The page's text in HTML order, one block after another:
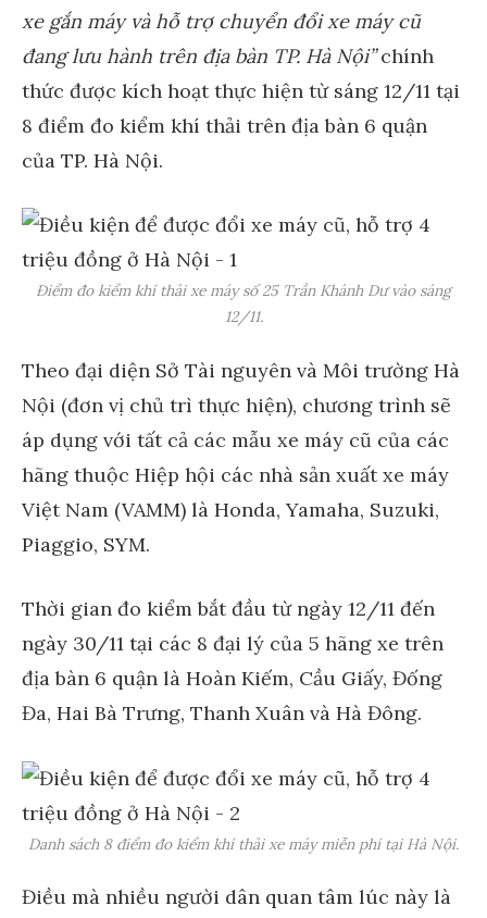
xe gắn máy và hỗ trợ chuyển đổi xe máy cũ
đang lưu hành trên địa bàn TP. Hà Nội”chính
thức được kích hoạt thực hiện từ sáng 12/11 tại
8 điểm đo kiểm khí thải trên địa bàn 6 quận
của TP. Hà Nội.
Điểm đo kiểm khí thải xe máy số 25 Trần Khánh Dư vào sáng
12/11.
Theo đại diện Sở Tài nguyên và Môi trường Hà
Nội (đơn vị chủ trì thực hiện), chương trình sẽ
áp dụng với tất cả các mẫu xe máy cũ của các
hãng thuộc Hiệp hội các nhà sản xuất xe máy
Việt Nam (VAMM) là Honda, Yamaha, Suzuki,
Piaggio, SYM.
Thời gian đo kiểm bắt đầu từ ngày 12/11 đến
ngày 30/11 tại các 8 đại lý của 5 hãng xe trên
địa bàn 6 quận là Hoàn Kiếm, Cầu Giấy, Đống
Đa, Hai Bà Trưng, Thanh Xuân và Hà Đông.
Danh sách 8 điểm đo kiểm khí thải xe máy miễn phí tại Hà Nội.
Điều mà nhiều người dân quan tâm lúc này là